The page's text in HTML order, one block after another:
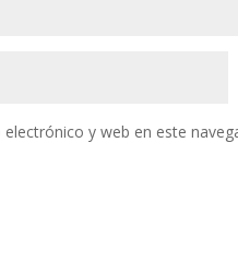
y web en este